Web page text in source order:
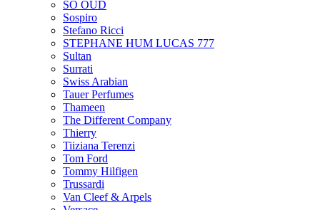
SO OUD
Sospiro
Stefano Ricci
STEPHANE HUM LUCAS 777
Sultan
Surrati
Swiss Arabian
Tauer Perfumes
Thameen
The Different Company
Thierry
Tiiziana Terenzi
Tom Ford
Tommy Hilfigen
Trussardi
Van Cleef & Arpels